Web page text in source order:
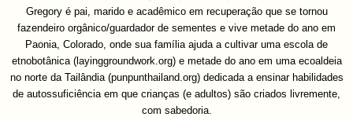
Gregory é pai, marido e acadêmico em recuperação que se tornou
fazendeiro orgânico/guardador de sementes e vive metade do ano em
Paonia, Colorado, onde sua família ajuda a cultivar uma escola de
etnobotânica (layinggroundwork.org) e metade do ano em uma ecoaldeia
no norte da Tailândia (punpunthailand.org) dedicada a ensinar habilidades
de autossuficiência em que crianças (e adultos) são criados livremente,
com sabedoria.